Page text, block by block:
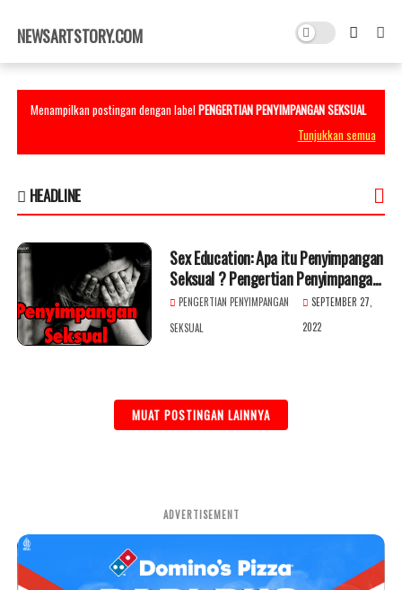
×
NEWSARTSTORY.COM
Menampilkan postingan dengan labelPENGERTIAN PENYIMPANGAN SEKSUAL
Tunjukkan semua
HEADLINE
Sex Education: Apa itu Penyimpangan
Seksual ? Pengertian Penyimpangan
Seksual
PENGERTIAN PENYIMPANGAN
SEKSUAL
SEPTEMBER 27,
2022
MUAT POSTINGAN LAINNYA
ADVERTISEMENT